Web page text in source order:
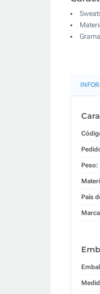
Peso:
País